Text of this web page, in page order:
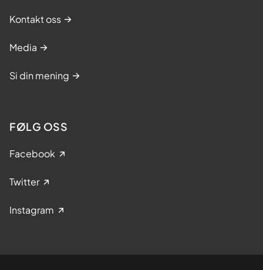
Kontakt oss
Media
Si din mening
FØLG OSS
Facebook
Twitter
Instagram